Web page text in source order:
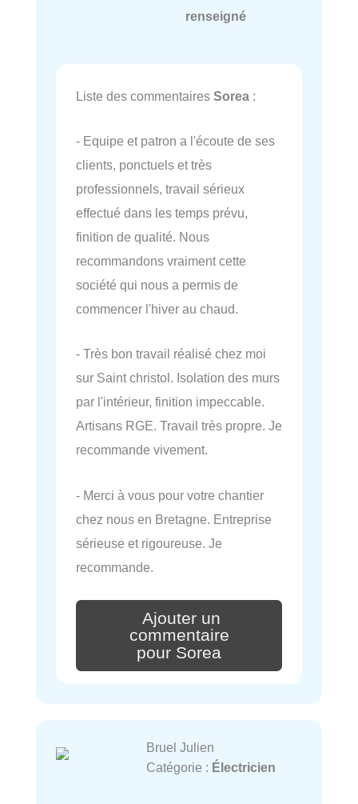
renseigné
Liste des commentaires Sorea :
- Equipe et patron a l'écoute de ses
clients, ponctuels et très
professionnels, travail sérieux
effectué dans les temps prévu,
finition de qualité. Nous
recommandons vraiment cette
société qui nous a permis de
commencer l'hiver au chaud.
- Très bon travail réalisé chez moi
sur Saint christol. Isolation des murs
par l'intérieur, finition impeccable.
Artisans RGE. Travail très propre. Je
recommande vivement.
- Merci à vous pour votre chantier
chez nous en Bretagne. Entreprise
sérieuse et rigoureuse. Je
recommande.
Ajouter un
commentaire
pour Sorea
Bruel Julien
Catégorie : Électricien